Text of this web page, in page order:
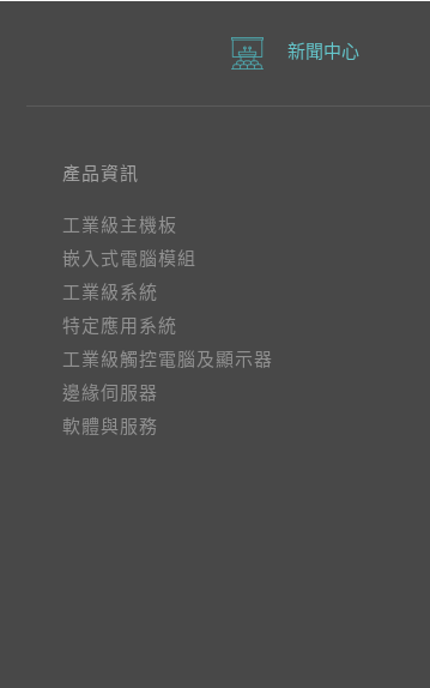
新聞中心
產品資訊
工業級主機板
嵌入式電腦模組
工業級系統
特定應用系統
工業級觸控電腦及顯示器
邊緣伺服器
軟體與服務